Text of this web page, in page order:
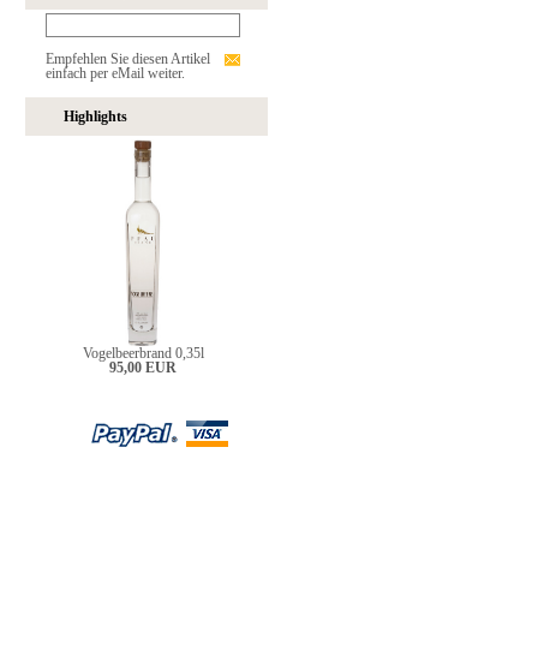
Empfehlen Sie diesen Artikel
einfach per eMail weiter.
Highlights
Vogelbeerbrand 0,35l
95,00 EUR